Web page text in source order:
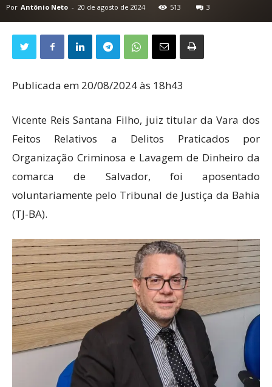
Por Antônio Neto - 20 de agosto de 2024 513 3
Publicada em 20/08/2024 às 18h43
Vicente Reis Santana Filho, juiz titular da Vara dos
Feitos Relativos a Delitos Praticados por
Organização Criminosa e Lavagem de Dinheiro da
comarca de Salvador, foi aposentado
voluntariamente pelo Tribunal de Justiça da Bahia
(TJ-BA).